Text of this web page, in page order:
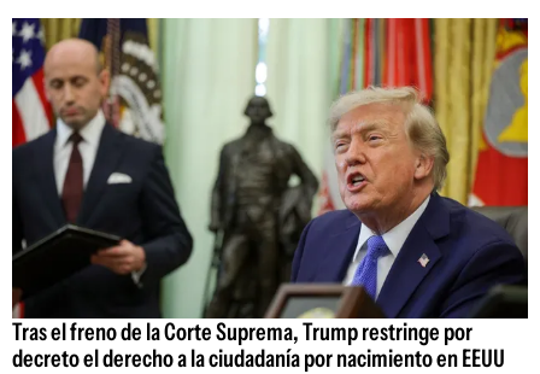
Tras el freno de la Corte Suprema, Trump restringe por
decreto el derecho a la ciudadanía por nacimiento en EEUU